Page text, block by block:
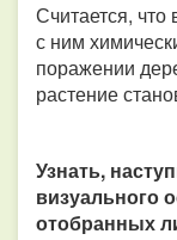
Считается,
с ним
поражении
растение
Узнать,
визуального
отобранных